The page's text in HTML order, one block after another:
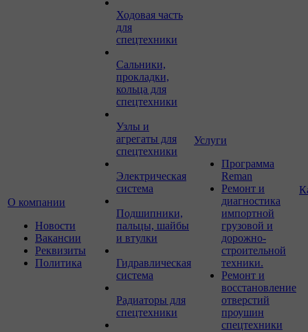
О компании
Новости
Вакансии
Реквизиты
Политика
Ходовая часть
для
спецтехники
Сальники,
прокладки,
кольца для
спецтехники
Узлы и
агрегаты для
спецтехники
Электрическая
система
Подшипники,
пальцы, шайбы
и втулки
Гидравлическая
система
Радиаторы для
спецтехники
Услуги
Программа
Reman
Ремонт и
диагностика
импортной
грузовой и
дорожно-
строительной
техники.
Ремонт и
восстановление
отверстий
проушин
спецтехники